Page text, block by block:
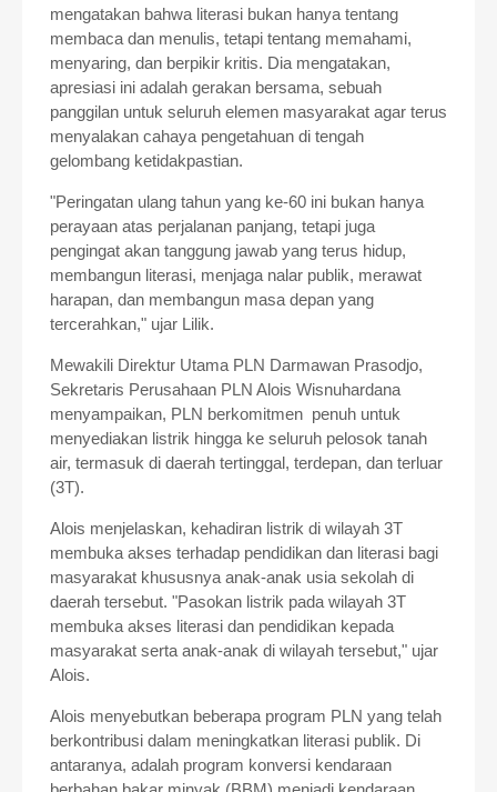
mengatakan bahwa literasi bukan hanya tentang
membaca dan menulis, tetapi tentang memahami,
menyaring, dan berpikir kritis. Dia mengatakan,
apresiasi ini adalah gerakan bersama, sebuah
panggilan untuk seluruh elemen masyarakat agar terus
menyalakan cahaya pengetahuan di tengah
gelombang ketidakpastian.
"Peringatan ulang tahun yang ke-60 ini bukan hanya
perayaan atas perjalanan panjang, tetapi juga
pengingat akan tanggung jawab yang terus hidup,
membangun literasi, menjaga nalar publik, merawat
harapan, dan membangun masa depan yang
tercerahkan," ujar Lilik.
Mewakili Direktur Utama PLN Darmawan Prasodjo,
Sekretaris Perusahaan PLN Alois Wisnuhardana
menyampaikan, PLN berkomitmen penuh untuk
menyediakan listrik hingga ke seluruh pelosok tanah
air, termasuk di daerah tertinggal, terdepan, dan terluar
(3T).
Alois menjelaskan, kehadiran listrik di wilayah 3T
membuka akses terhadap pendidikan dan literasi bagi
masyarakat khususnya anak-anak usia sekolah di
daerah tersebut. "Pasokan listrik pada wilayah 3T
membuka akses literasi dan pendidikan kepada
masyarakat serta anak-anak di wilayah tersebut," ujar
Alois.
Alois menyebutkan beberapa program PLN yang telah
berkontribusi dalam meningkatkan literasi publik. Di
antaranya, adalah program konversi kendaraan